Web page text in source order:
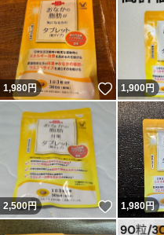
1,980円 いいね！
1,900円
2,500円 いいね！
1,980円